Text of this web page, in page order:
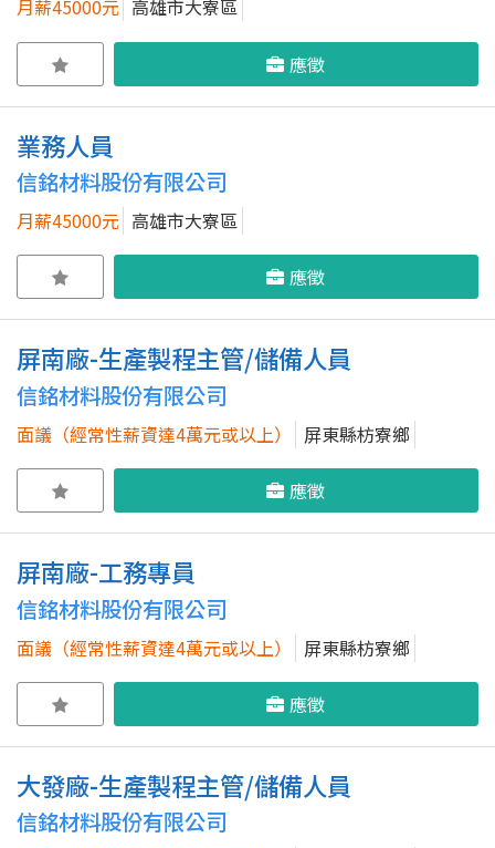
月薪45000元 高雄市大寮區
應徵
業務人員
信銘材料股份有限公司
月薪45000元 高雄市大寮區
應徵
屏南廠-生產製程主管/儲備人員
信銘材料股份有限公司
面議（經常性薪資達4萬元或以上） 屏東縣枋寮鄉
應徵
屏南廠-工務專員
信銘材料股份有限公司
面議（經常性薪資達4萬元或以上） 屏東縣枋寮鄉
應徵
大發廠-生產製程主管/儲備人員
信銘材料股份有限公司